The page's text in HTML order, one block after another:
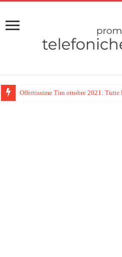
Offertissime Tim ottobre 2021: Tutte